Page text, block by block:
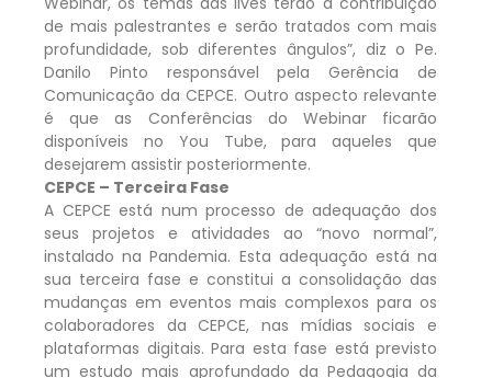
de mais palestrantes e serão tratados com mais
profundidade, sob diferentes ângulos”, diz o Pe.
Danilo Pinto responsável pela Gerência de
Comunicação da CEPCE. Outro aspecto relevante
é que as Conferências do Webinar ficarão
disponíveis no You Tube, para aqueles que
desejarem assistir posteriormente.
CEPCE – Terceira Fase
A CEPCE está num processo de adequação dos
seus projetos e atividades ao “novo normal”,
instalado na Pandemia. Esta adequação está na
sua terceira fase e constitui a consolidação das
mudanças em eventos mais complexos para os
colaboradores da CEPCE, nas mídias sociais e
plataformas digitais. Para esta fase está previsto
um estudo mais aprofundado da Pedagogia da